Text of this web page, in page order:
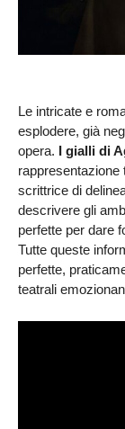
Le intricate e
esplodere, già
opera. I gialli di
rappresentazione
scrittrice di
descrivere gli
perfette per dare
Tutte queste
perfette,
teatrali